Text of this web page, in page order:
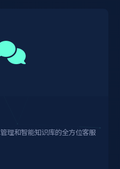
理和智能知识库的全方位客服